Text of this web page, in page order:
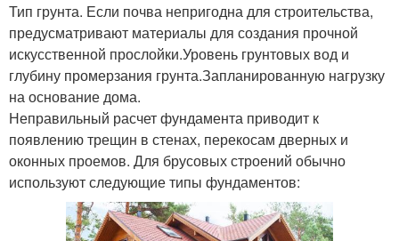
Тип грунта. Если почва непригодна для строительства,
предусматривают материалы для создания прочной
искусственной прослойки.Уровень грунтовых вод и
глубину промерзания грунта.Запланированную нагрузку
на основание дома.
Неправильный расчет фундамента приводит к
появлению трещин в стенах, перекосам дверных и
оконных проемов. Для брусовых строений обычно
используют следующие типы фундаментов: